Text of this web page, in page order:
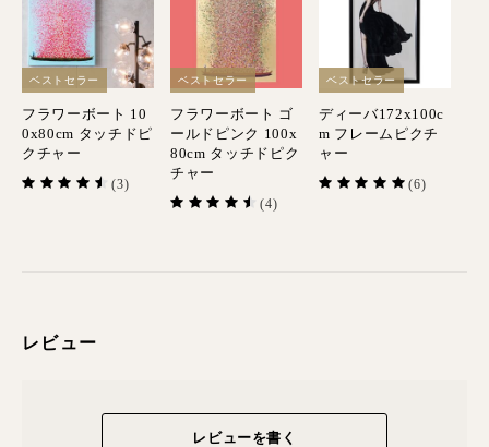
ベストセラー
フラワーボート 10
0x80cm タッチドピ
クチャー
(3)
ベストセラー
フラワーボート ゴ
ールドピンク 100x
80cm タッチドピク
チャー
(4)
ベストセラー
ディーバ172x100c
m フレームピクチ
ャー
(6)
レビュー
レビューを書く